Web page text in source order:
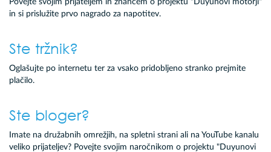
Povejte svojim prijateljem in znancem o projektu "Duyunovi motorji"
in si prislužite prvo nagrado za napotitev.
Ste tržnik?
Oglašujte po internetu ter za vsako pridobljeno stranko prejmite
plačilo.
Ste bloger?
Imate na družabnih omrežjih, na spletni strani ali na YouTube kanalu
veliko prijateljev? Povejte svojim naročnikom o projektu "Duyunovi